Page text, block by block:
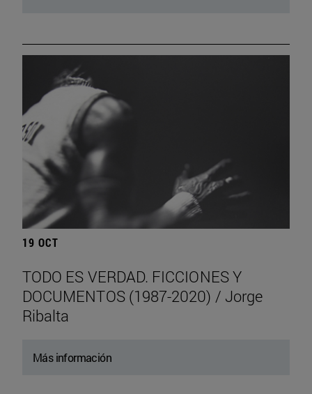
19 OCT
TODO ES VERDAD. FICCIONES Y
DOCUMENTOS (1987-2020) / Jorge
Ribalta
Más información